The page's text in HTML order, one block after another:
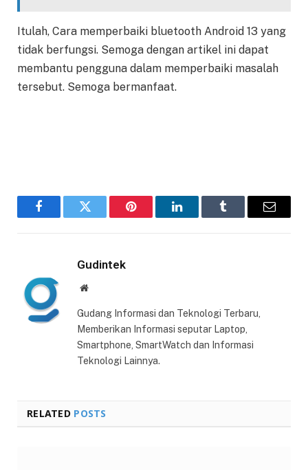
Itulah, Cara memperbaiki bluetooth Android 13 yang
tidak berfungsi. Semoga dengan artikel ini dapat
membantu pengguna dalam memperbaiki masalah
tersebut. Semoga bermanfaat.
FacebookTwitter Pinterest LinkedInTumblr Email
Gudintek
Website
Gudang Informasi dan Teknologi Terbaru,
Memberikan Informasi seputar Laptop,
Smartphone, SmartWatch dan Informasi
Teknologi Lainnya.
RELATED POSTS